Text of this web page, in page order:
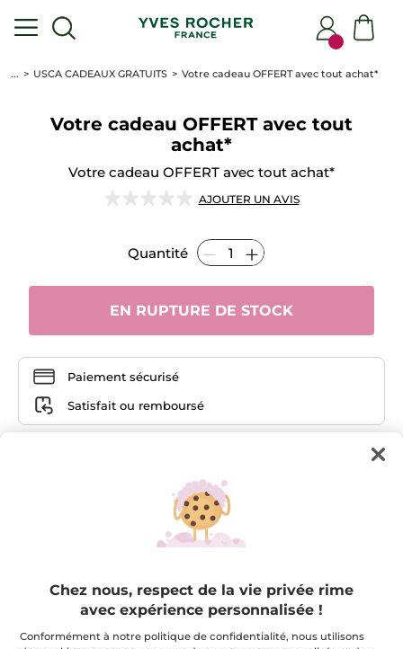
... USCA CADEAUX GRATUITS Votre cadeau OFFERT avec tout achat*
Votre cadeau OFFERT avec tout
achat*
Votre cadeau OFFERT avec tout achat*
★★★★★
★★★★★
Votre
cadeau
avec
achat*
AJOUTER UN AVIS
Quantité
EN RUPTURE DE STOCK
Paiement sécurisé
Satisfait ou remboursé
Je plante 1 arbre pour la
planète
Votre trousse beauté
Chez nous, respect de la vie privée rime
avec expérience personnalisée !
Conformément à notre politique de confidentialité, nous utilisons